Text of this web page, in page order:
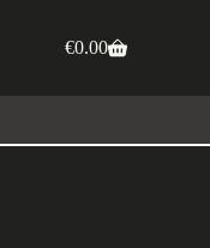
Winkelwagen
€0.00